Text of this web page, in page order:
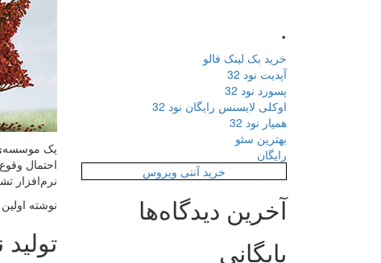
یک موسسه‌ی
احتمال
نرم‌افزار
نوشته
.
خرید بک لینک فالو
آپدیت نود 32
پسورد نود 32
اوکلی لایسنس رایگان نود 32
همیار نود 32
بهترین سئو
رایگان
خرید آنتی ویروس
آخرین دیدگاه‌ها
بایگانی